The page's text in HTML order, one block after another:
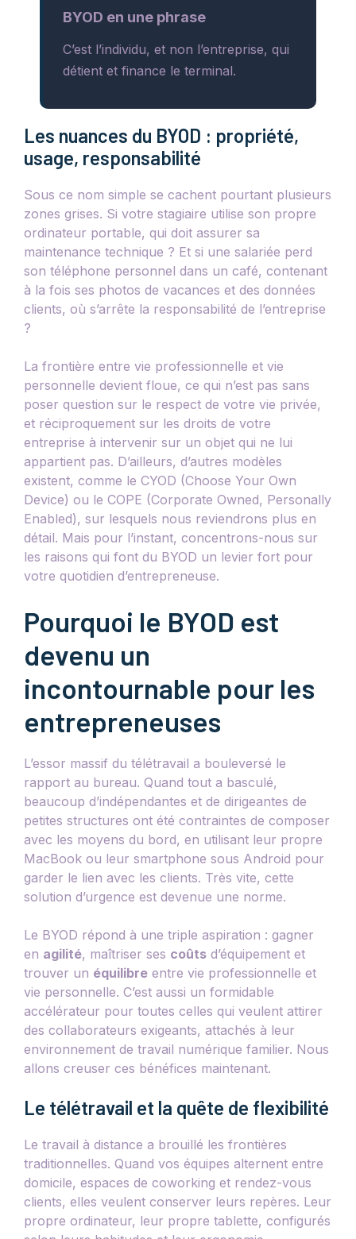
BYOD en une phrase
C’est l’individu, et non l’entreprise, qui
détient et finance le terminal.
Les nuances du BYOD : propriété,
usage, responsabilité
Sous ce nom simple se cachent pourtant plusieurs
zones grises. Si votre stagiaire utilise son propre
ordinateur portable, qui doit assurer sa
maintenance technique ? Et si une salariée perd
son téléphone personnel dans un café, contenant
à la fois ses photos de vacances et des données
clients, où s’arrête la responsabilité de l’entreprise
?
La frontière entre vie professionnelle et vie
personnelle devient floue, ce qui n’est pas sans
poser question sur le respect de votre vie privée,
et réciproquement sur les droits de votre
entreprise à intervenir sur un objet qui ne lui
appartient pas. D’ailleurs, d’autres modèles
existent, comme le CYOD (Choose Your Own
Device) ou le COPE (Corporate Owned, Personally
Enabled), sur lesquels nous reviendrons plus en
détail. Mais pour l’instant, concentrons-nous sur
les raisons qui font du BYOD un levier fort pour
votre quotidien d’entrepreneuse.
Pourquoi le BYOD est
devenu un
incontournable pour les
entrepreneuses
L’essor massif du télétravail a bouleversé le
rapport au bureau. Quand tout a basculé,
beaucoup d’indépendantes et de dirigeantes de
petites structures ont été contraintes de composer
avec les moyens du bord, en utilisant leur propre
MacBook ou leur smartphone sous Android pour
garder le lien avec les clients. Très vite, cette
solution d’urgence est devenue une norme.
Le BYOD répond à une triple aspiration : gagner
en agilité, maîtriser ses coûts d’équipement et
trouver un équilibre entre vie professionnelle et
vie personnelle. C’est aussi un formidable
accélérateur pour toutes celles qui veulent attirer
des collaborateurs exigeants, attachés à leur
environnement de travail numérique familier. Nous
allons creuser ces bénéfices maintenant.
Le télétravail et la quête de flexibilité
Le travail à distance a brouillé les frontières
traditionnelles. Quand vos équipes alternent entre
domicile, espaces de coworking et rendez-vous
clients, elles veulent conserver leurs repères. Leur
propre ordinateur, leur propre tablette, configurés